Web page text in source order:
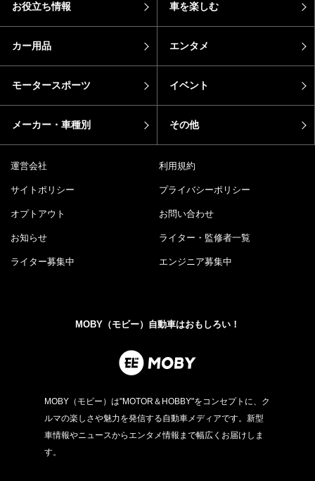
お役立ち情報 車を楽しむ
カー用品 エンタメ
モータースポーツ イベント
メーカー・車種別 その他
運営会社 利用規約
サイトポリシー プライバシーポリシー
オプトアウト お問い合わせ
お知らせ ライター・監修者一覧
ライター募集中 エンジニア募集中
MOBY（モビー）自動車はおもしろい！
MOBY（モビー）は"MOTOR＆HOBBY"をコンセプトに、ク
ルマの楽しさや魅力を発信する自動車メディアです。新型
車情報やニュースからエンタメ情報まで幅広くお届けしま
す。